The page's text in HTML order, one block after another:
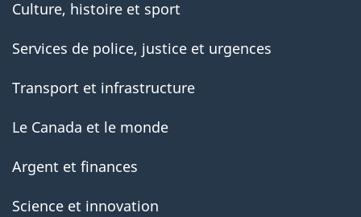
Culture, histoire et sport
Services de police, justice et urgences
Transport et infrastructure
Le Canada et le monde
Argent et finances
Science et innovation